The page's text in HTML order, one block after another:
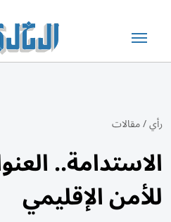
رأي/مقالات
الاستدامة..
للأمن الإقليمي